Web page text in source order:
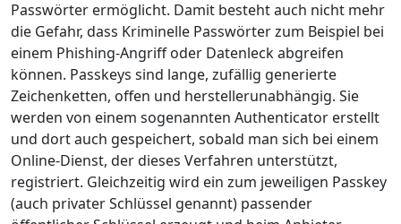
Passwörter ermöglicht. Damit besteht auch nicht mehr
die Gefahr, dass Kriminelle Passwörter zum Beispiel bei
einem Phishing-Angriff oder Datenleck abgreifen
können. Passkeys sind lange, zufällig generierte
Zeichenketten, offen und herstellerunabhängig. Sie
werden von einem sogenannten Authenticator erstellt
und dort auch gespeichert, sobald man sich bei einem
Online-Dienst, der dieses Verfahren unterstützt,
registriert. Gleichzeitig wird ein zum jeweiligen Passkey
(auch privater Schlüssel genannt) passender